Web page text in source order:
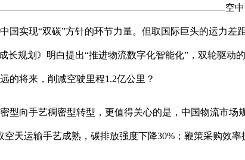
空
国实现“双碳”方针的环节力量。但取国际巨头的运力
长规划》明白提出“推进物流数字化智能化”，双轮驱
的将来，削减空驶里程1.2亿公里？
向手艺稠密型转型，更值得关心的是，中国物流市场
空天运输手艺成熟，碳排放强度下降30%；鞭策采购效